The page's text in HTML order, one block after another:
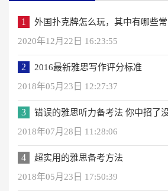
1
外国扑克牌怎么玩，其中有哪些常
2020年12月22日 16:23:55
2
2016最新雅思写作评分标准
2018年05月23日 12:27:37
3
错误的雅思听力备考法 你中招了没
2018年07月28日 11:28:06
4
超实用的雅思备考方法
2018年05月23日 17:50:39